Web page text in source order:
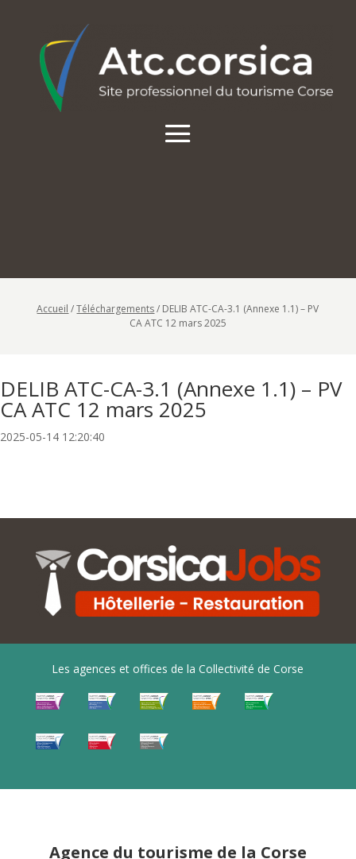
Accueil /Téléchargements/ DELIB ATC-CA-3.1 (Annexe 1.1) – PV
CA ATC 12 mars 2025
DELIB ATC-CA-3.1 (Annexe 1.1) – PV
CA ATC 12 mars 2025
2025-05-14 12:20:40
Les agences et offices de la Collectivité de Corse
Agence du tourisme de la Corse